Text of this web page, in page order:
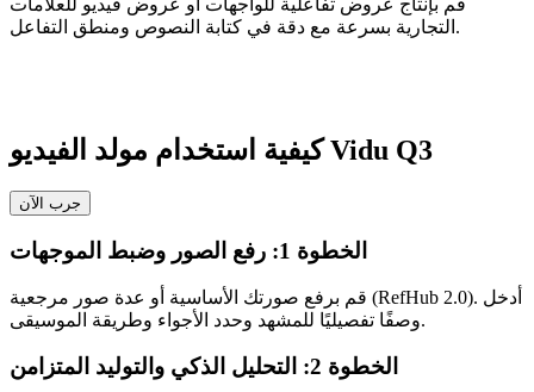
قم بإنتاج عروض تفاعلية للواجهات أو عروض فيديو للعلامات
التجارية بسرعة مع دقة في كتابة النصوص ومنطق التفاعل.
كيفية استخدام مولد الفيديو Vidu Q3
جرب الآن
الخطوة 1: رفع الصور وضبط الموجهات
قم برفع صورتك الأساسية أو عدة صور مرجعية (RefHub 2.0). أدخل
وصفًا تفصيليًا للمشهد وحدد الأجواء وطريقة الموسيقى.
الخطوة 2: التحليل الذكي والتوليد المتزامن